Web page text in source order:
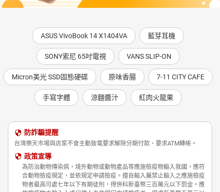
ASUS VivoBook 14 X1404VA 藍芽耳機
SONY索尼 65吋電視 VANS SLIP-ON
Micron美光 SSD固態硬碟 原味香腸 7-11 CITY CAFE
手寫字體 涼麵醬汁 紅肉火龍果
防詐騙提醒
台灣樂天市場與店家不會主動致電要求解除分期付款、要求ATM轉帳。
政策宣導
為防治動物傳染病，境外動物或動物產品等應施檢疫物輸入我國，應符
合動物檢疫規定，並依規定申請檢疫。擅自輸入屬禁止輸入之應施檢疫
物者最高可處七年以下有期徒刑，得併科新臺幣三百萬元以下罰金。應